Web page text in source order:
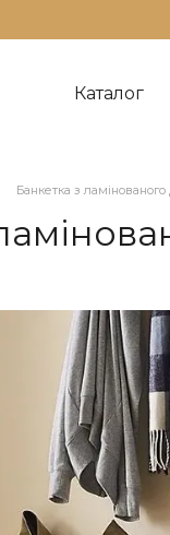
Каталог
Банкетка з